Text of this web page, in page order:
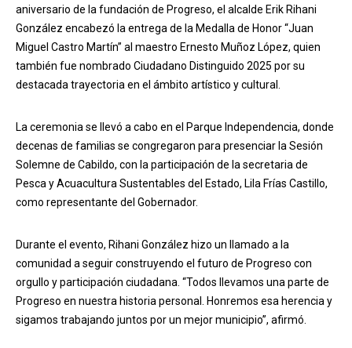
aniversario de la fundación de Progreso, el alcalde Erik Rihani
González encabezó la entrega de la Medalla de Honor “Juan
Miguel Castro Martín” al maestro Ernesto Muñoz López, quien
también fue nombrado Ciudadano Distinguido 2025 por su
destacada trayectoria en el ámbito artístico y cultural.
La ceremonia se llevó a cabo en el Parque Independencia, donde
decenas de familias se congregaron para presenciar la Sesión
Solemne de Cabildo, con la participación de la secretaria de
Pesca y Acuacultura Sustentables del Estado, Lila Frías Castillo,
como representante del Gobernador.
Durante el evento, Rihani González hizo un llamado a la
comunidad a seguir construyendo el futuro de Progreso con
orgullo y participación ciudadana. “Todos llevamos una parte de
Progreso en nuestra historia personal. Honremos esa herencia y
sigamos trabajando juntos por un mejor municipio”, afirmó.